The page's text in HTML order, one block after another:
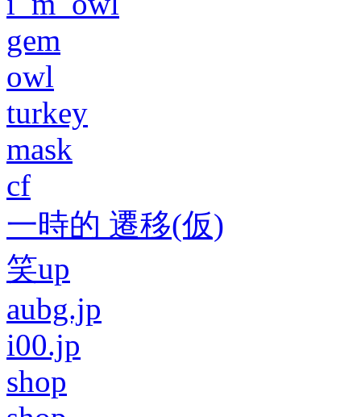
gem
owl
turkey
mask
cf
一時的 遷移(仮)
笑up
aubg.jp
i00.jp
shop